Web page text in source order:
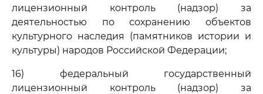
лицензионный контроль (надзор) за
деятельностью по сохранению объектов
культурного наследия (памятников истории и
культуры) народов Российской Федерации;
16) федеральный государственный
лицензионный контроль (надзор) за